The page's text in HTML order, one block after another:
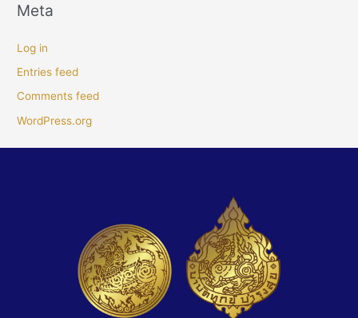
Meta
Log in
Entries feed
Comments feed
WordPress.org